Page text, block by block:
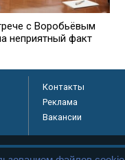
с Воробьёвым
неприятный факт
Контакты
Реклама
Вакансии